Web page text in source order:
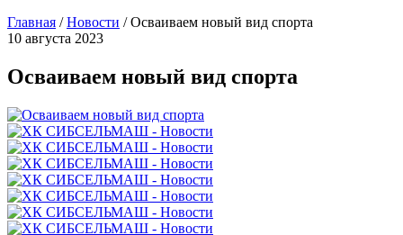
Главная /Новости /Осваиваем новый вид спорта
10 августа 2023
Осваиваем новый вид спорта